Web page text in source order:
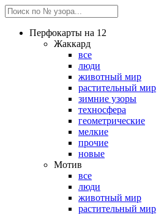
Перфокарты на 12
Жаккард
все
люди
животный мир
растительный мир
зимние узоры
техносфера
геометрические
мелкие
прочие
новые
Мотив
все
люди
животный мир
растительный мир